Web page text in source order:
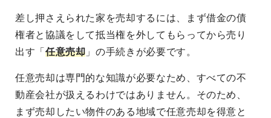
差し押さえられた家を売却するには、まず借金の債
権者と協議をして抵当権を外してもらってから売り
出す「 任意売却 」の手続きが必要です。
任意売却は専門的な知識が必要なため、すべての不
動産会社が扱えるわけではありません。そのため、
まず売却したい物件のある地域で任意売却を得意と